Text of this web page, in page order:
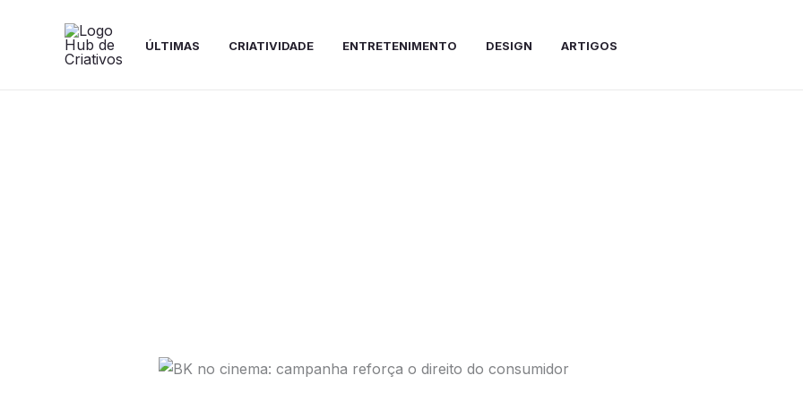
ÚLTIMAS CRIATIVIDADE ENTRETENIMENTO DESIGN ARTIGOS